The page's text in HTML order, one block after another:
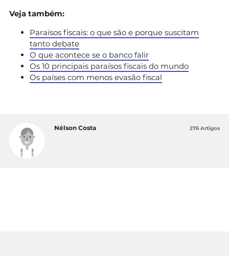
Veja também:
Paraísos fiscais: o que são e porque suscitam
tanto debate
O que acontece se o banco falir
Os 10 principais paraísos fiscais do mundo
Os países com menos evasão fiscal
Nélson Costa 276 Artigos